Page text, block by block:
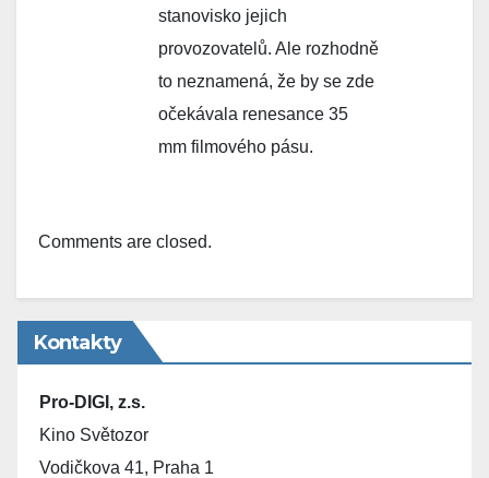
stanovisko jejich
provozovatelů. Ale rozhodně
to neznamená, že by se zde
očekávala renesance 35
mm filmového pásu.
Comments are closed.
Kontakty
Pro-DIGI, z.s.
Kino Světozor
Vodičkova 41, Praha 1